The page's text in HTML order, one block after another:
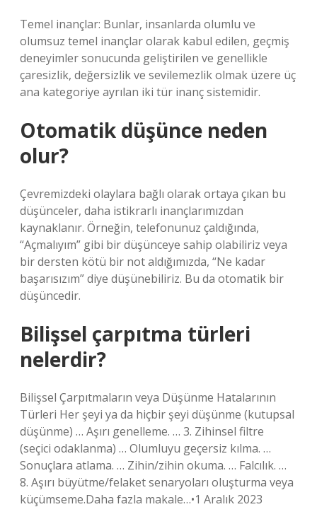
Temel inançlar: Bunlar, insanlarda olumlu ve
olumsuz temel inançlar olarak kabul edilen, geçmiş
deneyimler sonucunda geliştirilen ve genellikle
çaresizlik, değersizlik ve sevilemezlik olmak üzere üç
ana kategoriye ayrılan iki tür inanç sistemidir.
Otomatik düşünce neden
olur?
Çevremizdeki olaylara bağlı olarak ortaya çıkan bu
düşünceler, daha istikrarlı inançlarımızdan
kaynaklanır. Örneğin, telefonunuz çaldığında,
“Açmalıyım” gibi bir düşünceye sahip olabiliriz veya
bir dersten kötü bir not aldığımızda, “Ne kadar
başarısızım” diye düşünebiliriz. Bu da otomatik bir
düşüncedir.
Bilişsel çarpıtma türleri
nelerdir?
Bilişsel Çarpıtmaların veya Düşünme Hatalarının
Türleri Her şeyi ya da hiçbir şeyi düşünme (kutupsal
düşünme) … Aşırı genelleme. … 3. Zihinsel filtre
(seçici odaklanma) … Olumluyu geçersiz kılma. …
Sonuçlara atlama. … Zihin/zihin okuma. … Falcılık. …
8. Aşırı büyütme/felaket senaryoları oluşturma veya
küçümseme.Daha fazla makale…•1 Aralık 2023